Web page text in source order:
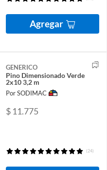
Agregar
GENERICO
Pino Dimensionado Verde
2x10 3,2 m
Por SODIMAC
$ 11.775
(24)